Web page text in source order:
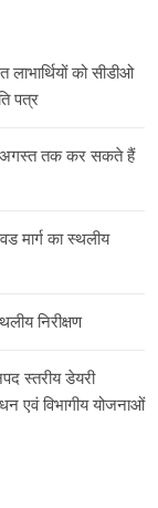
को सीडीओ
पत्र
अगस्त तक कर सकते हैं
मार्ग का स्थलीय
निरीक्षण
स्तरीय डेयरी
एवं विभागीय योजनाओं